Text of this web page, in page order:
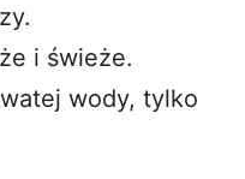
i świeże.
wody, tylko